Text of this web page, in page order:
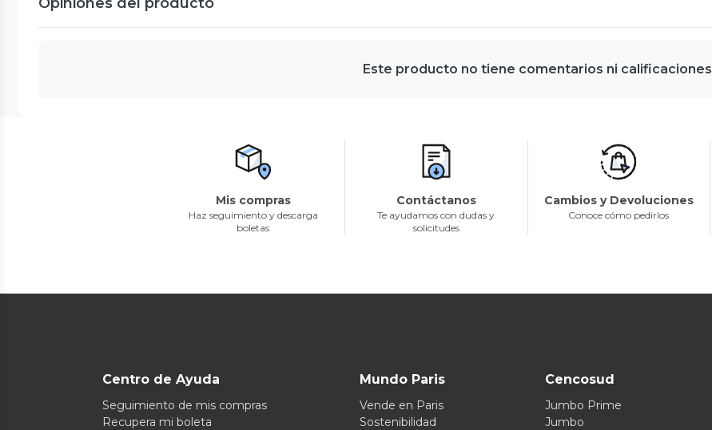
Este producto no tiene comentarios ni calificaciones
Mis compras
Haz seguimiento y descarga
boletas
Contáctanos
Te ayudamos con dudas y
solicitudes
Cambios y Devoluciones
Conoce cómo pedirlos
Centro de Ayuda
Seguimiento de mis compras
Recupera mi boleta
Mundo Paris
Vende en Paris
Sostenibilidad
Cencosud
Jumbo Prime
Jumbo